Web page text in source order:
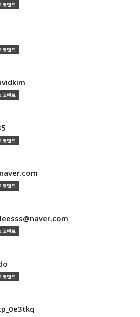
코멘트
코멘트
코멘트
코멘트
코멘트
코멘트
코멘트